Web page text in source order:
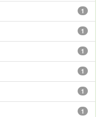
1
1
1
1
1
1